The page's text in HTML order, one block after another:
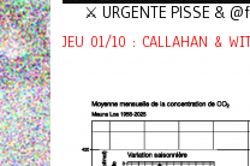
⚔️ URGENTE PISSE &
JEU 01/10 : CALLAHAN &